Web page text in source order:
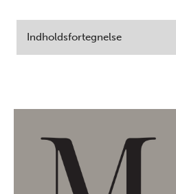
Indholdsfortegnelse